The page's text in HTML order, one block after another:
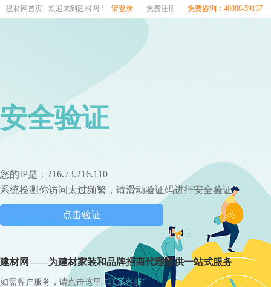
建材网首页 欢迎来到建材网 ! 请登录 免费注册 免费咨询：40088-59137
安全验证
您的IP是：216.73.216.110
系统检测你访问太过频繁，请滑动验证码进行安全验证
点击验证
建材网——为建材家装和品牌招商代理提供一站式服务
如需客户服务，请点击这里 “联系客服”